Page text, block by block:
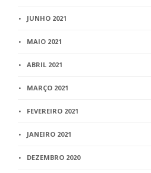
JUNHO 2021
MAIO 2021
ABRIL 2021
MARÇO 2021
FEVEREIRO 2021
JANEIRO 2021
DEZEMBRO 2020